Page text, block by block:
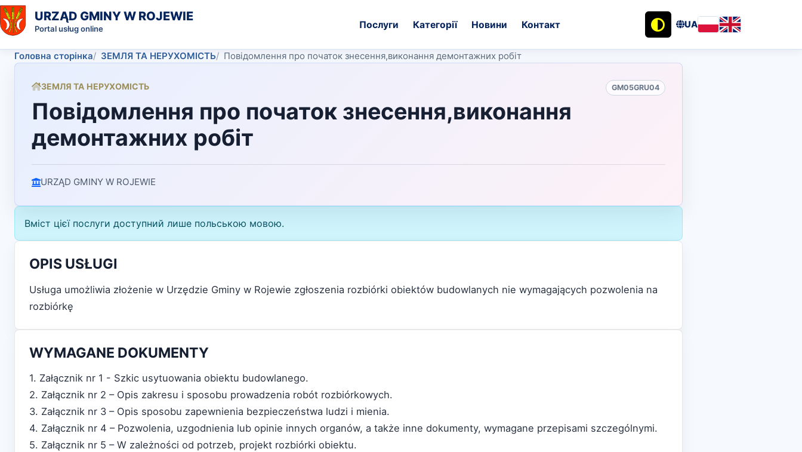
URZĄD GMINY W ROJEWIE
Portal usług online Послуги Категорії Новини Контакт UA
Головна сторінка ЗЕМЛЯ ТА НЕРУХОМІСТЬ Повідомлення про початок знесення,виконання демонтажних робіт
ЗЕМЛЯ ТА НЕРУХОМІСТЬ GM05GRU04
Повідомлення про початок знесення,виконання
демонтажних робіт
URZĄD GMINY W ROJEWIE
Вміст цієї послуги доступний лише польською мовою.
OPIS USŁUGI
Usługa umożliwia złożenie w Urzędzie Gminy w Rojewie zgłoszenia rozbiórki obiektów budowlanych nie wymagających pozwolenia na
rozbiórkę
WYMAGANE DOKUMENTY
1. Załącznik nr 1 - Szkic usytuowania obiektu budowlanego.
2. Załącznik nr 2 – Opis zakresu i sposobu prowadzenia robót rozbiórkowych.
3. Załącznik nr 3 – Opis sposobu zapewnienia bezpieczeństwa ludzi i mienia.
4. Załącznik nr 4 – Pozwolenia, uzgodnienia lub opinie innych organów, a także inne dokumenty, wymagane przepisami szczególnymi.
5. Załącznik nr 5 – W zależności od potrzeb, projekt rozbiórki obiektu.